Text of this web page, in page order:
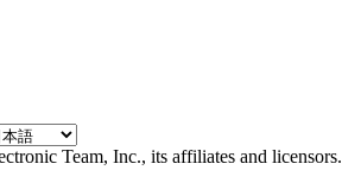
Team, Inc., its affiliates and licensors.